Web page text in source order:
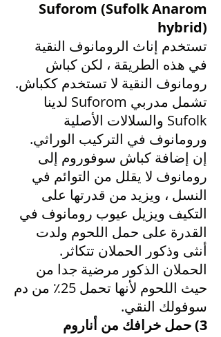
Suforom (Sufolk Anarom
hybrid)
تستخدم إناث الرومانوف النقية
في هذه الطريقة ، لكن كباش
رومانوف النقية لا تستخدم ككباش.
تشمل مدربي Suforom لدينا
Sufolk والسلالات الأصلية
ورومانوف في التركيب الوراثي.
إن إضافة كباش سوفوروم إلى
رومانوف لا يقلل من التوائم في
النسل ، ويزيد من قدرتها على
التكيف ويزيل عيوب رومانوف في
القدرة على حمل اللحوم ولدت
أنثى وذكور الحملان تتكاثر.
الحملان الذكور مرضية جدا من
حيث اللحوم لأنها تحمل 25٪ من دم
سوفولك النقي.
3) حمل خرافك من أناروم